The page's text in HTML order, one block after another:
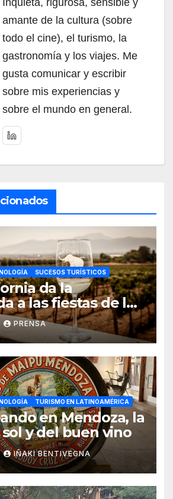
amante de la cultura (sobre
todo el cine), el turismo, la
gastronomía y los viajes. Me
gusta comunicar y escribir
sobre mis experiencias y
sobre el mundo en general.
SUCESOS TURÍSTICOS
da la
a las fiestas de la
PRENSA
TURISMO EN LATINOAMÉRICA
en Mendoza, la
y del buen vino
IÑAKI BENTIVEGNA